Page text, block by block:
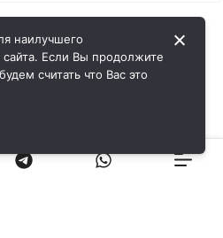
наилучшего
Если Вы продолжите
считать что Вас это